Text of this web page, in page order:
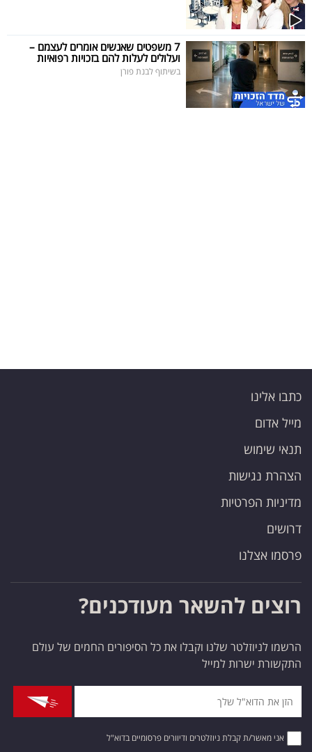
7 משפטים שאנשים אומרים לעצמם –
ועלולים לעלות להם בזכויות רפואיות
בשיתוף לבנת פורן
כתבו אלינו
מייל אדום
תנאי שימוש
הצהרת נגישות
מדיניות הפרטיות
דרושים
פרסמו אצלנו
רוצים להשאר מעודכנים?
הרשמו לניוזלטר שלנו וקבלו את כל הסיפורים החמים של עולם
התקשורת ישרות למייל
אני מאשר/ת קבלת ניוזלטרים ודיוורים פרסומיים בדוא"ל